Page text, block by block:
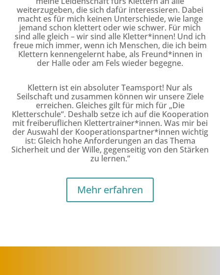
weiterzugeben, die sich dafür interessieren. Dabei
macht es für mich keinen Unterschiede, wie lange
jemand schon klettert oder wie schwer. Für mich
sind alle gleich – wir sind alle Kletter*innen! Und ich
freue mich immer, wenn ich Menschen, die ich beim
Klettern kennengelernt habe, als Freund*innen in
der Halle oder am Fels wieder begegne.
Klettern ist ein absoluter Teamsport! Nur als
Seilschaft und zusammen können wir unsere Ziele
erreichen. Gleiches gilt für mich für „Die
Kletterschule“. Deshalb setze ich auf die Kooperation
mit freiberuflichen Klettertrainer*innen. Was mir bei
der Auswahl der Kooperationspartner*innen wichtig
ist: Gleich hohe Anforderungen an das Thema
Sicherheit und der Wille, gegenseitig von den Stärken
zu lernen.“
Mehr erfahren